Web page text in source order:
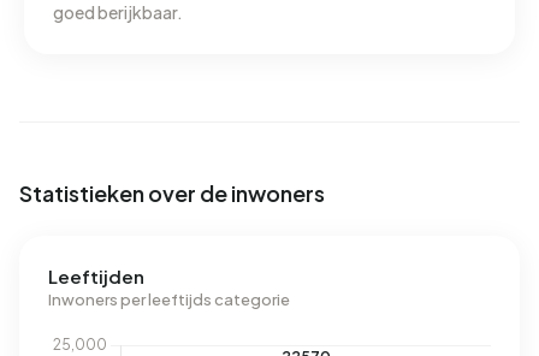
goed berijkbaar.
Statistieken over de inwoners
Leeftijden
Inwoners per leeftijds categorie